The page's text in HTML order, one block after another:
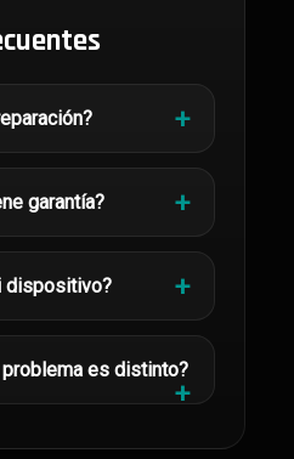
garantía?
dispositivo?
es distinto?